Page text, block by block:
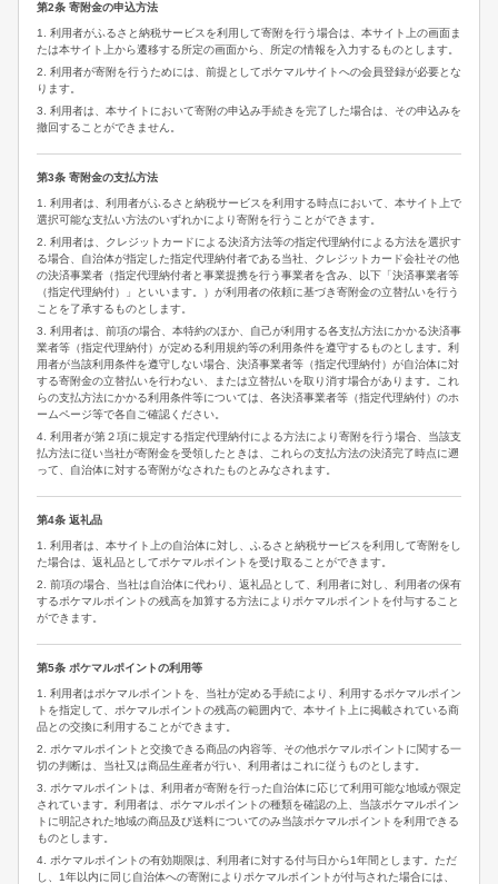
第2条 寄附金の申込方法
1. 利用者がふるさと納税サービスを利用して寄附を行う場合は、本サイト上の画面ま
たは本サイト上から遷移する所定の画面から、所定の情報を入力するものとします。
2. 利用者が寄附を行うためには、前提としてポケマルサイトへの会員登録が必要とな
ります。
3. 利用者は、本サイトにおいて寄附の申込み手続きを完了した場合は、その申込みを
撤回することができません。
第3条 寄附金の支払方法
1. 利用者は、利用者がふるさと納税サービスを利用する時点において、本サイト上で
選択可能な支払い方法のいずれかにより寄附を行うことができます。
2. 利用者は、クレジットカードによる決済方法等の指定代理納付による方法を選択す
る場合、自治体が指定した指定代理納付者である当社、クレジットカード会社その他
の決済事業者（指定代理納付者と事業提携を行う事業者を含み、以下「決済事業者等
（指定代理納付）」といいます。）が利用者の依頼に基づき寄附金の立替払いを行う
ことを了承するものとします。
3. 利用者は、前項の場合、本特約のほか、自己が利用する各支払方法にかかる決済事
業者等（指定代理納付）が定める利用規約等の利用条件を遵守するものとします。利
用者が当該利用条件を遵守しない場合、決済事業者等（指定代理納付）が自治体に対
する寄附金の立替払いを行わない、または立替払いを取り消す場合があります。これ
らの支払方法にかかる利用条件等については、各決済事業者等（指定代理納付）のホ
ームページ等で各自ご確認ください。
4. 利用者が第２項に規定する指定代理納付による方法により寄附を行う場合、当該支
払方法に従い当社が寄附金を受領したときは、これらの支払方法の決済完了時点に遡
って、自治体に対する寄附がなされたものとみなされます。
第4条 返礼品
1. 利用者は、本サイト上の自治体に対し、ふるさと納税サービスを利用して寄附をし
た場合は、返礼品としてポケマルポイントを受け取ることができます。
2. 前項の場合、当社は自治体に代わり、返礼品として、利用者に対し、利用者の保有
するポケマルポイントの残高を加算する方法によりポケマルポイントを付与すること
ができます。
第5条 ポケマルポイントの利用等
1. 利用者はポケマルポイントを、当社が定める手続により、利用するポケマルポイン
トを指定して、ポケマルポイントの残高の範囲内で、本サイト上に掲載されている商
品との交換に利用することができます。
2. ポケマルポイントと交換できる商品の内容等、その他ポケマルポイントに関する一
切の判断は、当社又は商品生産者が行い、利用者はこれに従うものとします。
3. ポケマルポイントは、利用者が寄附を行った自治体に応じて利用可能な地域が限定
されています。利用者は、ポケマルポイントの種類を確認の上、当該ポケマルポイン
トに明記された地域の商品及び送料についてのみ当該ポケマルポイントを利用できる
ものとします。
4. ポケマルポイントの有効期限は、利用者に対する付与日から1年間とします。ただ
し、1年以内に同じ自治体への寄附によりポケマルポイントが付与された場合には、